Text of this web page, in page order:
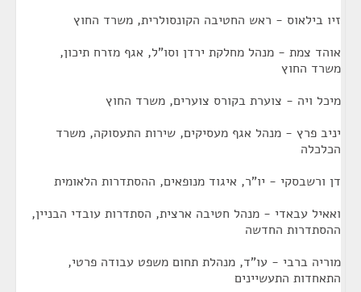
זיו בילאוס - ראש החטיבה הקונסולרית, משרד החוץ
אוהד צמת - מנהל מחלקת ירדן וסו"ל, אגף מזרח תיכון,
משרד החוץ
מיכל ויה - צוערת בקורס צוערים, משרד החוץ
יניב פרץ - מנהל אגף מעסיקים, שירות התעסוקה, משרד
הכלכלה
דן ורשבסקי - יו"ר, איגוד מנופאים, ההסתדרות הלאומית
ואאיל עבאדי - מנהל חטיבה ארצית, הסתדרות עובדי הבניין,
ההסתדרות החדשה
מוריה ברבי - עו"ד, מנהלת תחום משפט עבודה פרטי,
התאחדות התעשיינים